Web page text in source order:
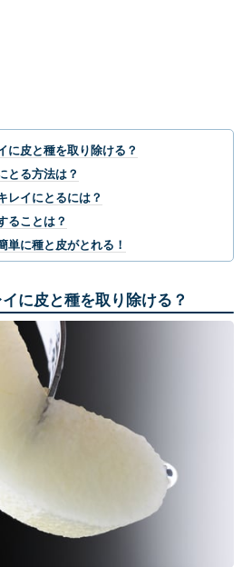
に皮と種を取り除ける？
とる方法は？
レイにとるには？
ることは？
単に種と皮がとれる！
に皮と種を取り除ける？